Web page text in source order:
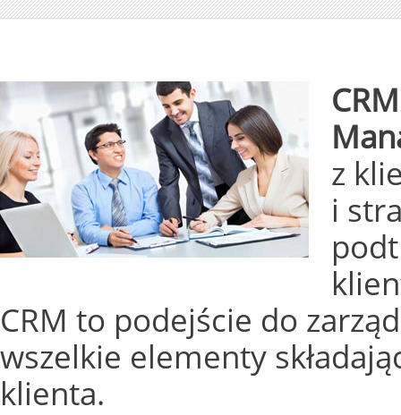
z
i
CRM to podejście do
wszelkie elementy
klienta.